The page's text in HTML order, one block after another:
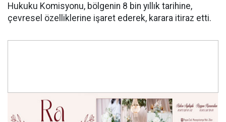
Hukuku Komisyonu, bölgenin 8 bin yıllık tarihine,
çevresel özelliklerine işaret ederek, karara itiraz etti.